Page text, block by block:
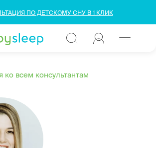
ПО ДЕТСКОМУ СНУ В 1 КЛИК
ко всем консультантам